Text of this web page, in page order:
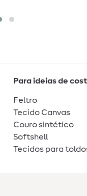
Para ideias de
Feltro
Tecido Canvas
Couro sintético
Softshell
Tecidos para